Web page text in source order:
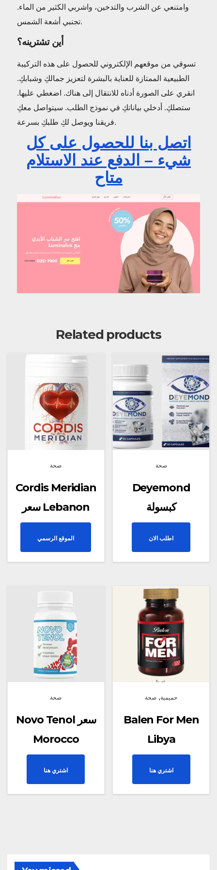
وامتنعي عن الشرب والتدخين، واشربي الكثير من الماء.
تجنبي أشعة الشمس.
أين تشترينه؟
تسوقي من موقعهم الإلكتروني للحصول على هذه التركيبة
الطبيعية الممتازة للعناية بالبشرة لتعزيز جمالكِ وشبابكِ.
انقري على الصورة أدناه للانتقال إلى هناك. اضغطي عليها.
ستصلكِ. أدخلي بياناتكِ في نموذج الطلب. سيتواصل معكِ
فريقنا ويوصل لكِ طلبكِ بسرعة.
اتصل بنا للحصول على كل
شيء – الدفع عند الاستلام
متاح
Related products
صحة
Cordis Meridian
سعر Lebanon
الموقع الرسمي
صحة
Deyemond
كبسولة
اطلب الان
صحة
Novo Tenol سعر
Morocco
اشتري هنا
حميمية, صحة
Balen For Men
Libya
اشتري هنا